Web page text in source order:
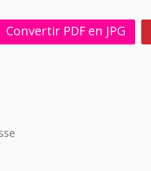
Convertir PDF en JPG